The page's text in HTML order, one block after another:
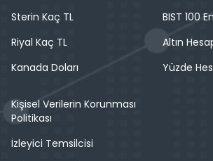
Sterin Kaç TL
Riyal Kaç TL
Kanada Doları
BIST 100
Altın
Yüzde
Kişisel Verilerin Korunması
Politikası
İzleyici Temsilcisi